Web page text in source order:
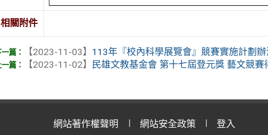
相關附件
【2023-11-03】 113年『校內科學展覽會』競賽實施計劃辦
【2023-11-02】 民雄文教基金會 第十七屆登元獎 藝文競賽
網站著作權聲明 網站安全政策 登入